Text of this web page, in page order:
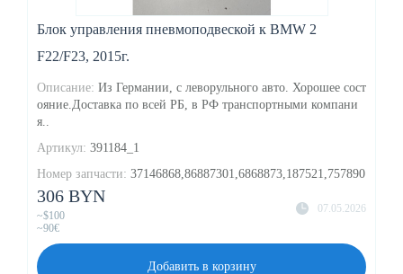
Блок управления пневмоподвеской к BMW 2
F22/F23, 2015г.
Описание: Из Германии, с леворульного авто. Хорошее сост
ояние.Доставка по всей РБ, в РФ транспортными компани
я..
Артикул: 391184_1
Номер запчасти: 37146868,86887301,6868873,187521,757890
07.05.2026
306 BYN
~$100
~90€
Добавить в корзину